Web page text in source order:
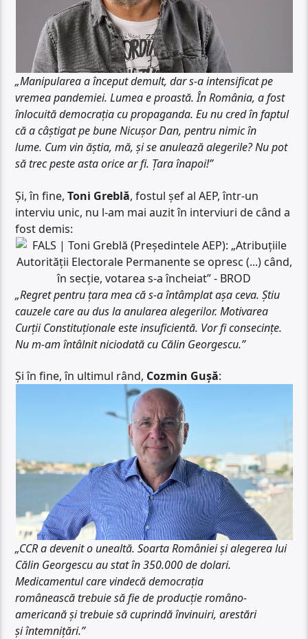
„Manipularea a început demult, dar s-a intensificat pe
vremea pandemiei. Lumea e proastă. În România, a fost
înlocuită democrația cu propaganda. Eu nu cred în faptul
că a câștigat pe bune Nicușor Dan, pentru nimic în
lume. Cum vin ăștia, mă, și se anulează alegerile? Nu pot
să trec peste asta orice ar fi. Țara înapoi!”
Și, în fine,Toni Greblă, fostul șef al AEP, într-un
interviu unic, nu l-am mai auzit în interviuri de când a
fost demis:
„Regret pentru țara mea că s-a întâmplat așa ceva. Știu
cauzele care au dus la anularea alegerilor. Motivarea
Curții Constituționale este insuficientă. Vor fi consecințe.
Nu m-am întâlnit niciodată cu Călin Georgescu.”
Și în fine, în ultimul rând, Cozmin Gușă:
„CCR a devenit o unealtă. Soarta României și alegerea lui
Călin Georgescu au stat în 350.000 de dolari.
Medicamentul care vindecă democrația
românească trebuie să fie de producție româno-
americană și trebuie să cuprindă învinuiri, arestări
și întemnițări.”